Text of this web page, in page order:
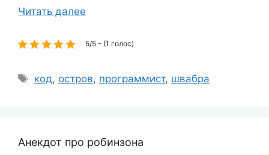
Читать далее
5/5 - (1 голос)
Метки
код, остров, программист, швабра
Анекдот про робинзона